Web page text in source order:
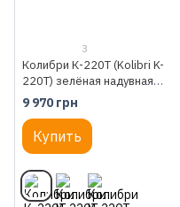
3
Колибри К-220Т (Kolibri K-
220T) зелёная надувная
гребная лодка, без настила
9 970 грн
Купить